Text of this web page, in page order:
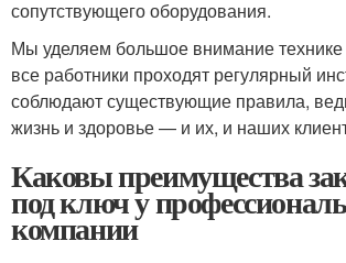
сопутствующего оборудования.
Мы уделяем большое внимание технике
все работники проходят регулярный
соблюдают существующие правила,
жизнь и здоровье — и их, и наших
Каковы преимущества
под ключ у
компании